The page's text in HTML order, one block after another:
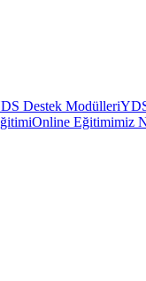
Destek Modülleri
Online Eğitimimiz